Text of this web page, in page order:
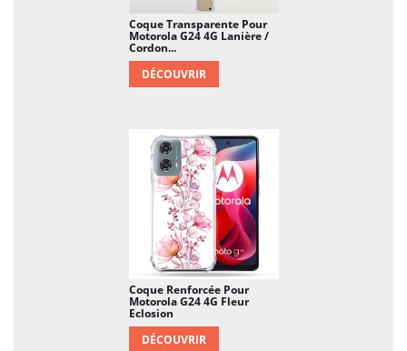
Coque Transparente Pour
Motorola G24 4G Lanière /
Cordon...
DÉCOUVRIR
Coque Renforcée Pour
Motorola G24 4G Fleur
Eclosion
DÉCOUVRIR